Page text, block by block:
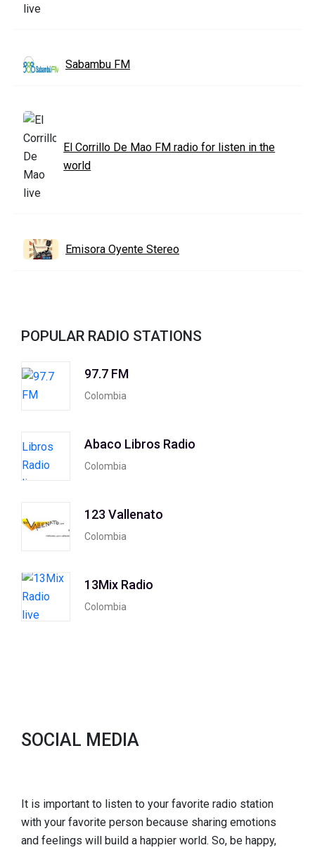
Sabambu FM
El Corrillo De Mao FM radio for listen in the
world
Emisora Oyente Stereo
POPULAR RADIO STATIONS
97.7 FM
Colombia
Abaco Libros Radio
Colombia
123 Vallenato
Colombia
13Mix Radio
Colombia
SOCIAL MEDIA
It is important to listen to your favorite radio station
with your favorite person because sharing emotions
and feelings will build a happier world. So, be happy,